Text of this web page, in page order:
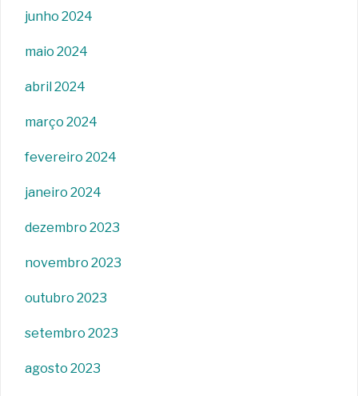
junho 2024
maio 2024
abril 2024
março 2024
fevereiro 2024
janeiro 2024
dezembro 2023
novembro 2023
outubro 2023
setembro 2023
agosto 2023